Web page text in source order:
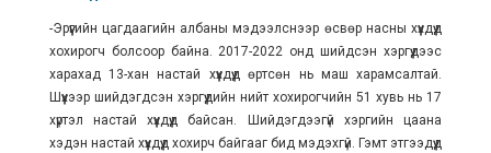
-Эрүүгийн цагдаагийн албаны мэдээлснээр өсвөр насны хүүхдүүд
хохирогч болсоор байна. 2017-2022 онд шийдсэн хэргүүдээс
харахад 13-хан настай хүүхдүүд өртсөн нь маш харамсалтай.
Шүүхээр шийдэгдсэн хэргүүдийн нийт хохирогчийн 51 хувь нь 17
хүртэл настай хүүхдүүд байсан. Шийдэгдээгүй хэргийн цаана
хэдэн настай хүүхдүүд хохирч байгааг бид мэдэхгүй. Гэмт этгээдүүд